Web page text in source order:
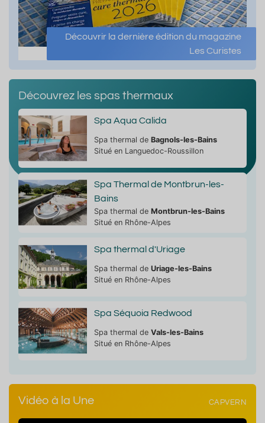
Découvrir la dernière édition du magazine
Les Curistes
Découvrez les spas thermaux
Spa Aqua Calida
Spa thermal de Bagnols-les-Bains
Situé en Languedoc-Roussillon
Spa Thermal de Montbrun-les-
Bains
Spa thermal de Montbrun-les-Bains
Situé en Rhône-Alpes
Spa thermal d'Uriage
Spa thermal de Uriage-les-Bains
Situé en Rhône-Alpes
Spa Séquoia Redwood
Spa thermal de Vals-les-Bains
Situé en Rhône-Alpes
Vidéo à la Une CAPVERN